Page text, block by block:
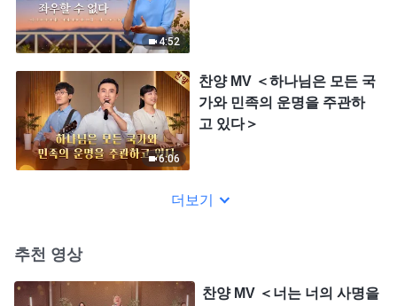
4:52
6:06
찬양 MV ＜하나님은 모든 국
가와 민족의 운명을 주관하
고 있다＞
더보기
추천 영상
찬양 MV ＜너는 너의 사명을